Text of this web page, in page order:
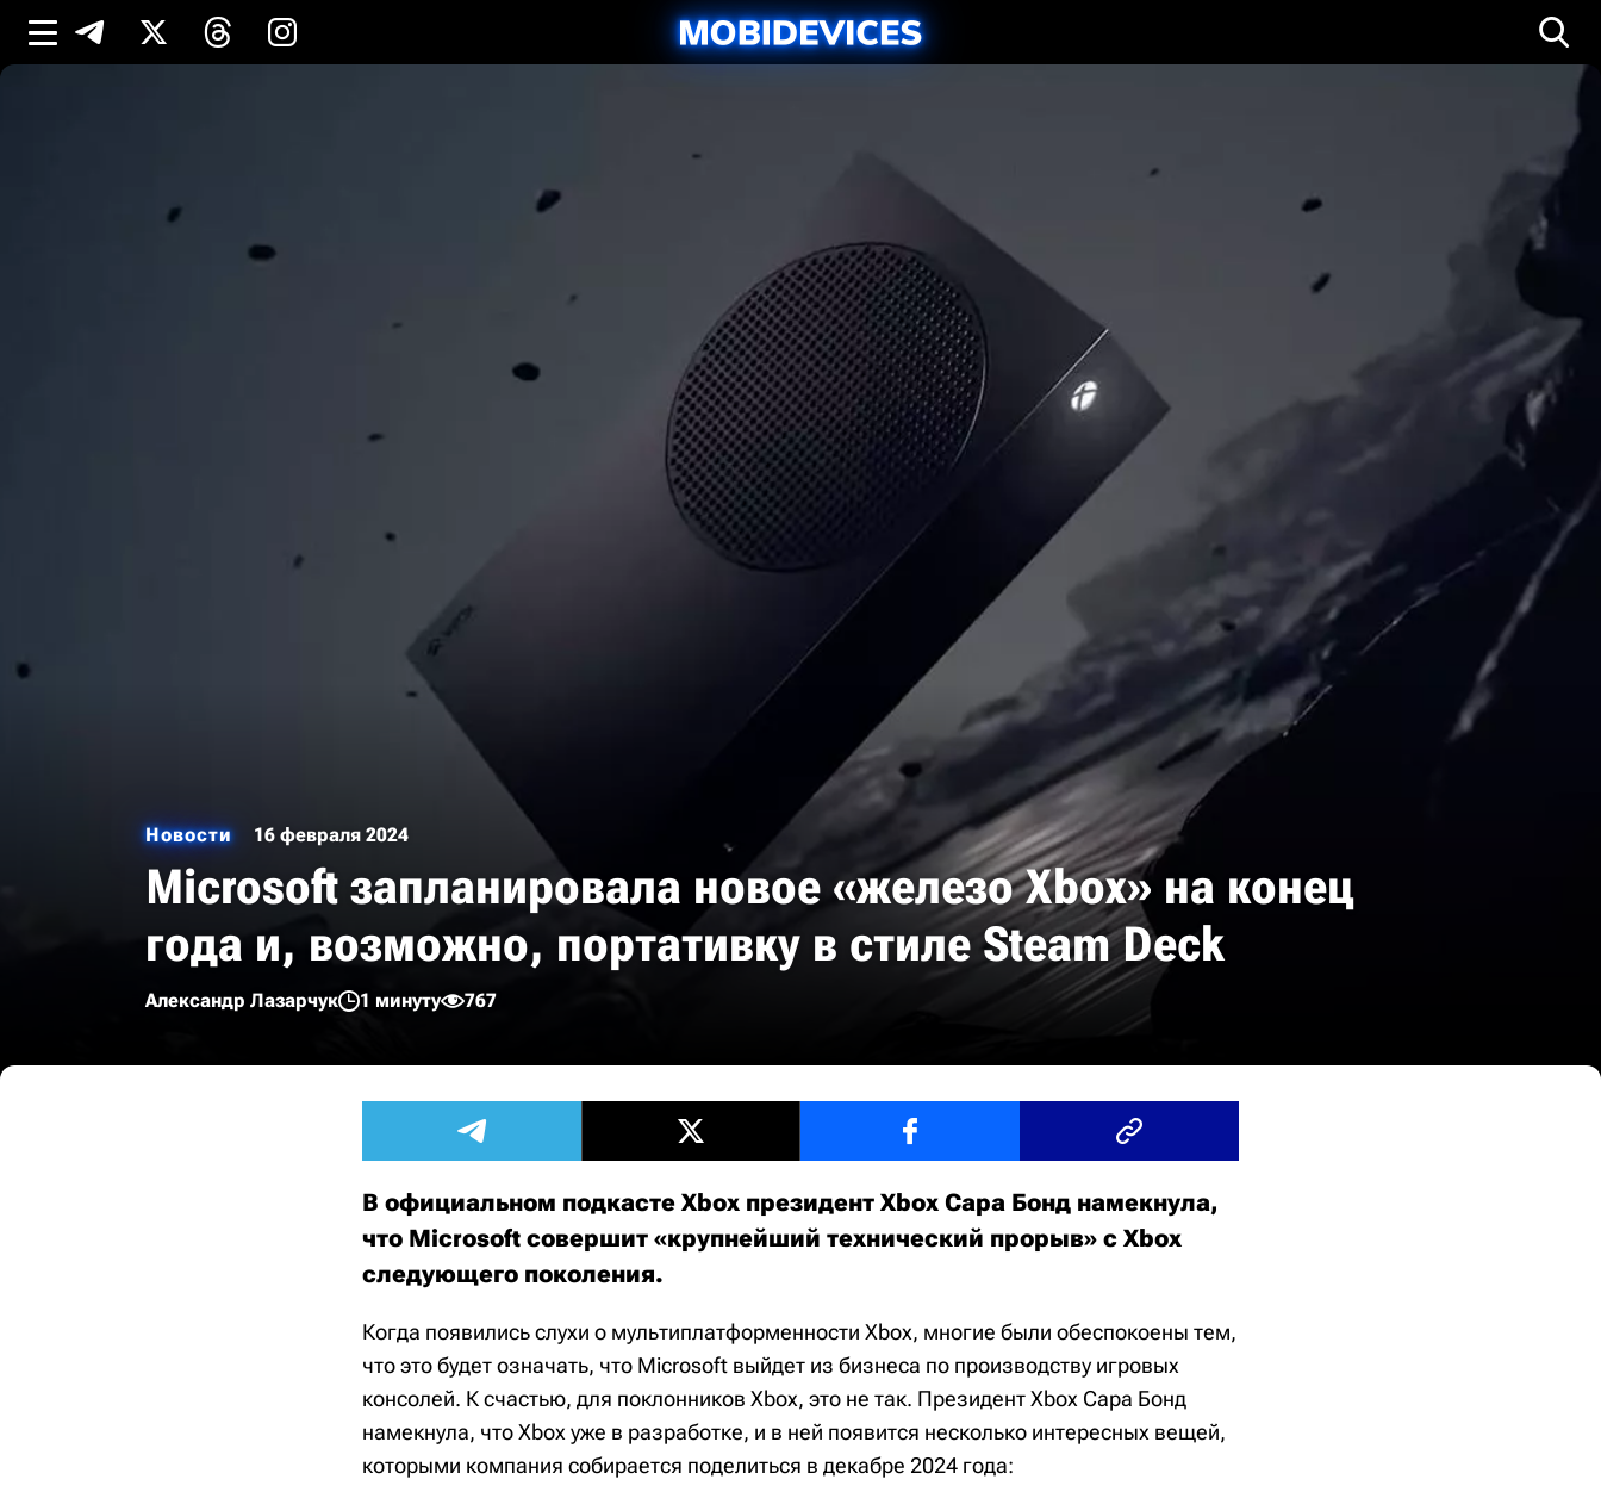
Новости 16 февраля 2024
Microsoft запланировала новое «железо Xbox» на конец
года и, возможно, портативку в стиле Steam Deck
Александр Лазарчук 1 минуту 767
В официальном подкасте Xbox президент Xbox Сара Бонд намекнула,
что Microsoft совершит «крупнейший технический прорыв» с Xbox
следующего поколения.
Когда появились слухи о мультиплатформенности Xbox, многие были обеспокоены тем,
что это будет означать, что Microsoft выйдет из бизнеса по производству игровых
консолей. К счастью, для поклонников Xbox, это не так. Президент Xbox Сара Бонд
намекнула, что Xbox уже в разработке, и в ней появится несколько интересных вещей,
которыми компания собирается поделиться в декабре 2024 года: